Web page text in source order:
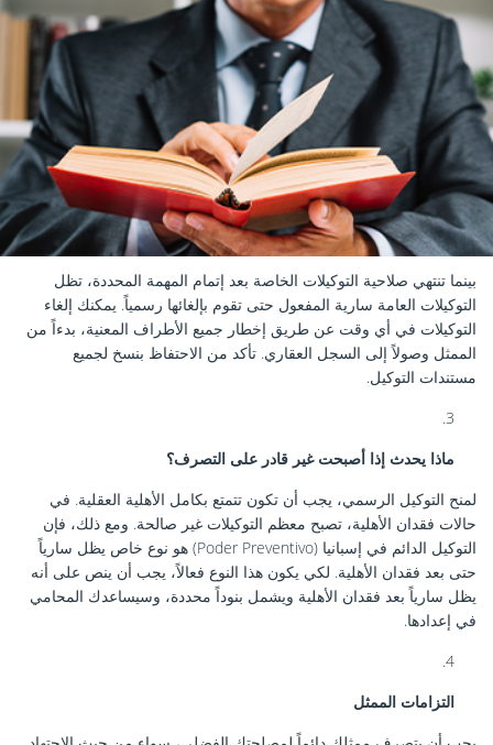
بينما تنتهي صلاحية التوكيلات الخاصة بعد إتمام المهمة المحددة، تظل
التوكيلات العامة سارية المفعول حتى تقوم بإلغائها رسمياً. يمكنك إلغاء
التوكيلات في أي وقت عن طريق إخطار جميع الأطراف المعنية، بدءاً من
الممثل وصولاً إلى السجل العقاري. تأكد من الاحتفاظ بنسخ لجميع
مستندات التوكيل.
ماذا يحدث إذا أصبحت غير قادر على التصرف؟
لمنح التوكيل الرسمي، يجب أن تكون تتمتع بكامل الأهلية العقلية. في
حالات فقدان الأهلية، تصبح معظم التوكيلات غير صالحة. ومع ذلك، فإن
التوكيل الدائم في إسبانيا (Poder Preventivo) هو نوع خاص يظل سارياً
حتى بعد فقدان الأهلية. لكي يكون هذا النوع فعالاً، يجب أن ينص على أنه
يظل سارياً بعد فقدان الأهلية ويشمل بنوداً محددة، وسيساعدك المحامي
في إعدادها.
التزامات الممثل